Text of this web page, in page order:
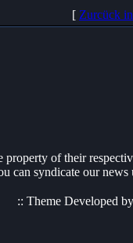
[ Zurcück
property of their
can syndicate our
:: Theme Developed